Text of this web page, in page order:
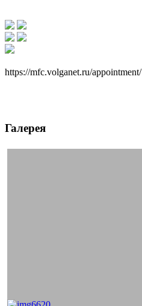
https://mfc.volganet.ru/appointment/
Галерея